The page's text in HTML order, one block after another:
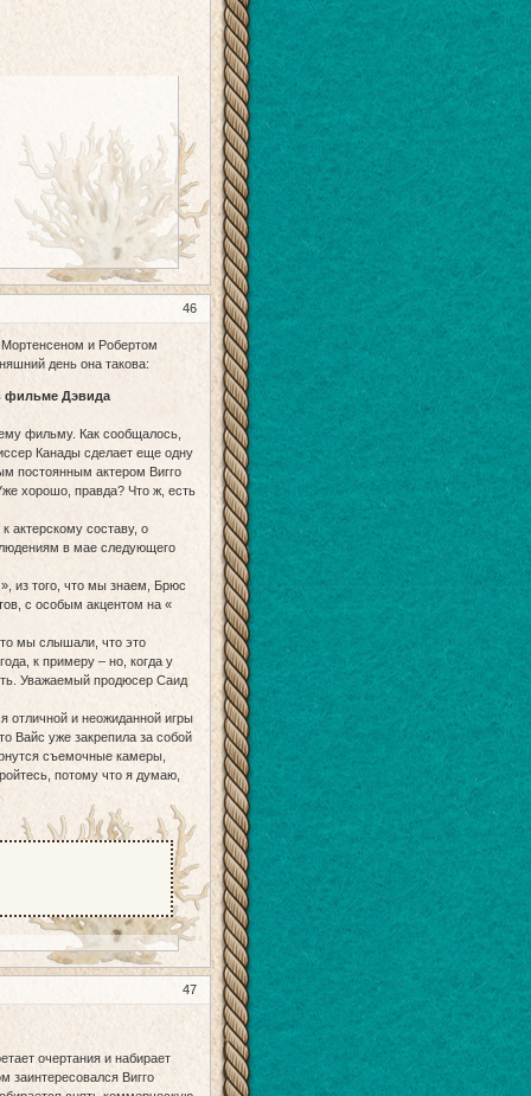
46
Мортенсеном и Робертом
день она такова:
фильме Дэвида
фильму. Как сообщалось,
Канады сделает еще одну
постоянным актером Вигго
хорошо, правда? Что ж, есть
актерскому составу, о
в мае следующего
из того, что мы знаем, Брюс
с особым акцентом на «
мы слышали, что это
к примеру – но, когда у
Уважаемый продюсер Саид
отличной и неожиданной игры
Вайс уже закрепила за собой
съемочные камеры,
потому что я думаю,
47
очертания и набирает
заинтересовался Вигго